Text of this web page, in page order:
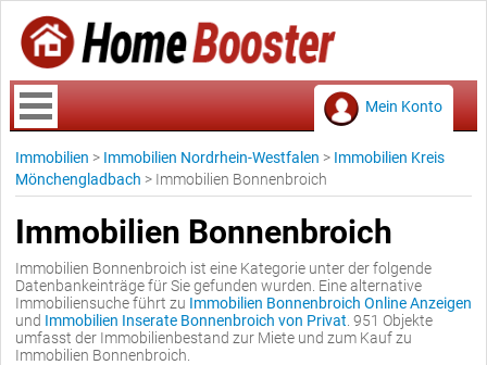
Mein Konto
Immobilien > Immobilien Nordrhein-Westfalen > Immobilien Kreis
Mönchengladbach > Immobilien Bonnenbroich
Immobilien Bonnenbroich
Immobilien Bonnenbroich ist eine Kategorie unter der folgende
Datenbankeinträge für Sie gefunden wurden. Eine alternative
Immobiliensuche führt zu Immobilien Bonnenbroich Online Anzeigen
und Immobilien Inserate Bonnenbroich von Privat . 951 Objekte
umfasst der Immobilienbestand zur Miete und zum Kauf zu
Immobilien Bonnenbroich.